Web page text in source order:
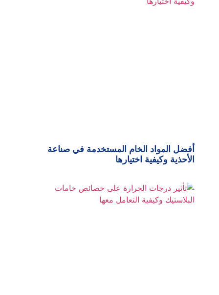
أفضل المواد الخام المستخدمة في صناعة
الأحذية وكيفية اختيارها